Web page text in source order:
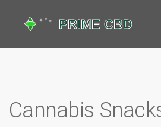
Cannabis